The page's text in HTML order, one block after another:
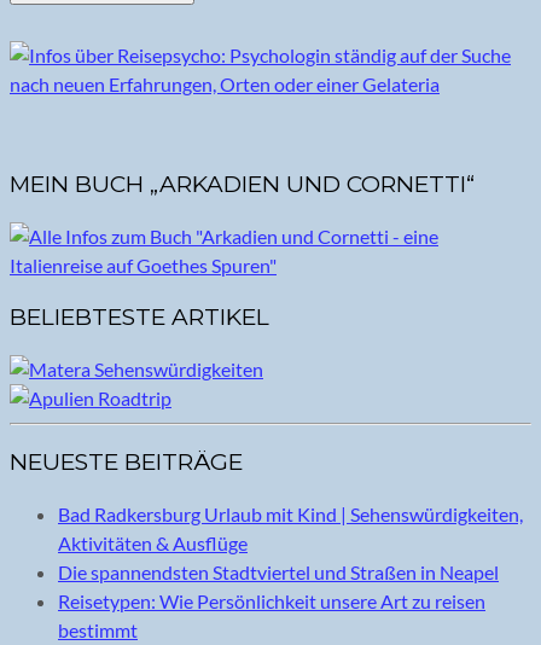
MEIN BUCH „ARKADIEN UND CORNETTI“
BELIEBTESTE ARTIKEL
NEUESTE BEITRÄGE
Bad Radkersburg Urlaub mit Kind | Sehenswürdigkeiten,
Aktivitäten & Ausflüge
Die spannendsten Stadtviertel und Straßen in Neapel
Reisetypen: Wie Persönlichkeit unsere Art zu reisen
bestimmt